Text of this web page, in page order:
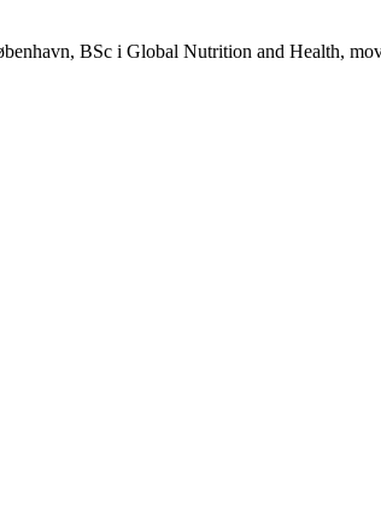
BSc i Global Nutrition and Health,